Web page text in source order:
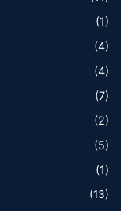
(1)
(4)
(4)
(7)
(2)
(5)
(1)
(13)